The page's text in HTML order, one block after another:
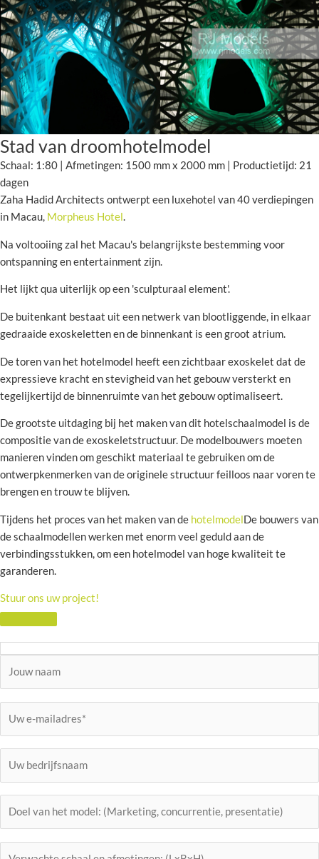
Stad van droomhotelmodel
Schaal: 1:80 | Afmetingen: 1500 mm x 2000 mm | Productietijd: 21
dagen
Zaha Hadid Architects ontwerpt een luxehotel van 40 verdiepingen
in Macau, Morpheus Hotel.
Na voltooiing zal het Macau's belangrijkste bestemming voor
ontspanning en entertainment zijn.
Het lijkt qua uiterlijk op een 'sculpturaal element'.
De buitenkant bestaat uit een netwerk van blootliggende, in elkaar
gedraaide exoskeletten en de binnenkant is een groot atrium.
De toren van het hotelmodel heeft een zichtbaar exoskelet dat de
expressieve kracht en stevigheid van het gebouw versterkt en
tegelijkertijd de binnenruimte van het gebouw optimaliseert.
De grootste uitdaging bij het maken van dit hotelschaalmodel is de
compositie van de exoskeletstructuur. De modelbouwers moeten
manieren vinden om geschikt materiaal te gebruiken om de
ontwerpkenmerken van de originele structuur feilloos naar voren te
brengen en trouw te blijven.
Tijdens het proces van het maken van de hotelmodelDe bouwers van
de schaalmodellen werken met enorm veel geduld aan de
verbindingsstukken, om een hotelmodel van hoge kwaliteit te
garanderen.
Stuur ons uw project!